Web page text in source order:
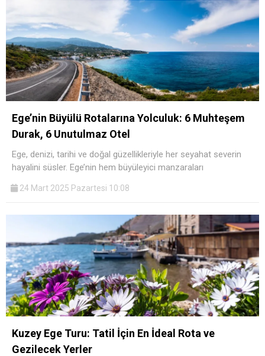
Ege’nin Büyülü Rotalarına Yolculuk: 6 Muhteşem
Durak, 6 Unutulmaz Otel
Ege, denizi, tarihi ve doğal güzellikleriyle her seyahat severin
hayalini süsler. Ege’nin hem büyüleyici manzaraları
24 Mart 2025 Pazartesi 10:08
Kuzey Ege Turu: Tatil İçin En İdeal Rota ve
Gezilecek Yerler